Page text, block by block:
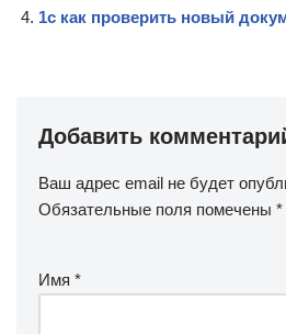
1с как проверить новый
Добавить
Ваш адрес email не будет
Обязательные поля помечены *
Имя *